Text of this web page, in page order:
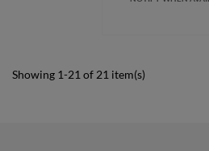
Showing 1-21 of 21 item(s)